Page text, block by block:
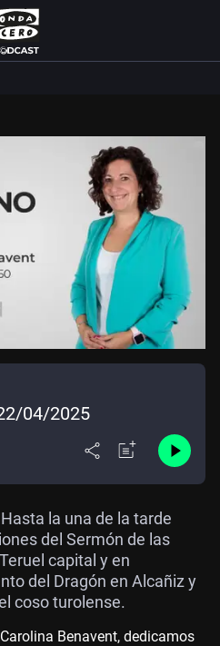
04/2025
la una de la tarde
del Sermón de las
capital y en
del Dragón en Alcañiz y
coso turolense.
Benavent, dedicamos